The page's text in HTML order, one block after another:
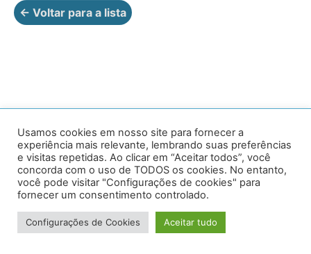
← Voltar para a lista
Av. Prof. Armando Alves da Silva, nº 1950 - Zacarias,
Caratinga - MG - 35302-403 / Tel: (33) 3329 8000
Desenvolvido por VersaTec
Usamos cookies em nosso site para fornecer a
experiência mais relevante, lembrando suas preferências
e visitas repetidas. Ao clicar em “Aceitar todos”, você
concorda com o uso de TODOS os cookies. No entanto,
você pode visitar "Configurações de cookies" para
fornecer um consentimento controlado.
Configurações de Cookies Aceitar tudo